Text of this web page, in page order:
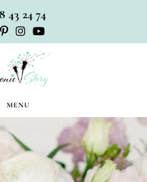
43 24 74
MENU